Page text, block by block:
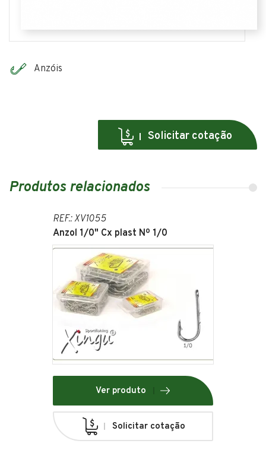
Anzóis
Solicitar cotação
Produtos relacionados
REF.: XV1055
Anzol 1/0" Cx plast Nº 1/0
Ver produto
Solicitar cotação